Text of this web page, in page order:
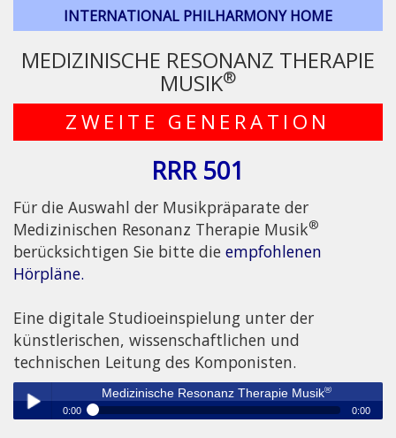
INTERNATIONAL PHILHARMONY HOME
MEDIZINISCHE RESONANZ THERAPIE
MUSIK®
ZWEITE GENERATION
RRR 501
Für die Auswahl der Musikpräparate der
Medizinischen Resonanz Therapie Musik®
berücksichtigen Sie bitte die empfohlenen
Hörpläne.
Eine digitale Studioeinspielung unter der
künstlerischen, wissenschaftlichen und
technischen Leitung des Komponisten.
Medizinische Resonanz Therapie Musik®
0:00 0:00